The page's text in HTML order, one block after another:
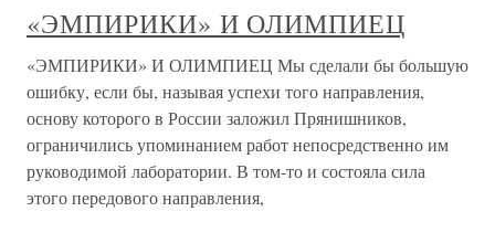
«ЭМПИРИКИ» И ОЛИМПИЕЦ
«ЭМПИРИКИ» И ОЛИМПИЕЦ Мы сделали бы большую
ошибку, если бы, называя успехи того направления,
основу которого в России заложил Прянишников,
ограничились упоминанием работ непосредственно им
руководимой лаборатории. В том-то и состояла сила
этого передового направления,